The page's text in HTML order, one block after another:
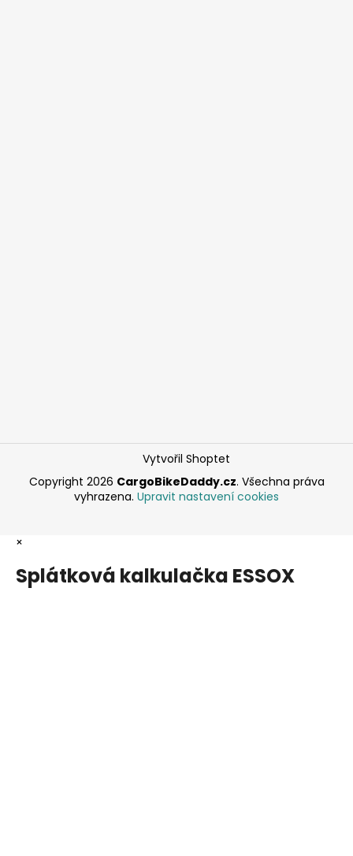
Vytvořil Shoptet
Copyright 2026 CargoBikeDaddy.cz. Všechna práva
vyhrazena. Upravit nastavení cookies
×
Splátková kalkulačka ESSOX